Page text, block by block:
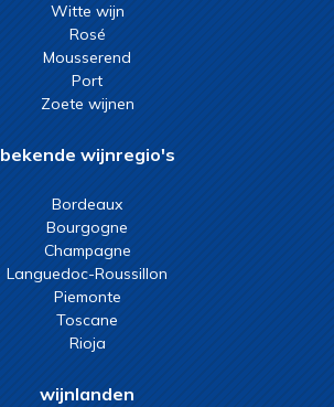
Witte wijn
Rosé
Mousserend
Port
Zoete wijnen
bekende wijnregio's
Bordeaux
Bourgogne
Champagne
Languedoc-Roussillon
Piemonte
Toscane
Rioja
wijnlanden